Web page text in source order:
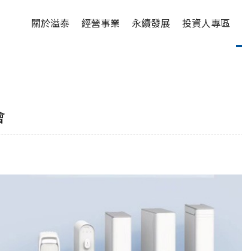
關於溢泰 經營事業 永續發展 投資人專區